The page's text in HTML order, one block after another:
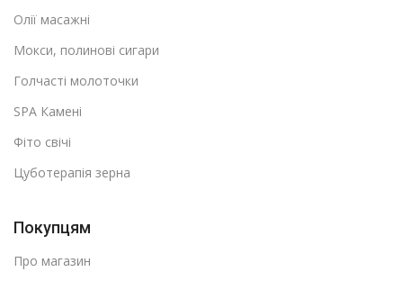
Олії масажні
Мокси, полинові сигари
Голчасті молоточки
SPA Камені
Фіто свічі
Цуботерапія зерна
Покупцям
Про магазин